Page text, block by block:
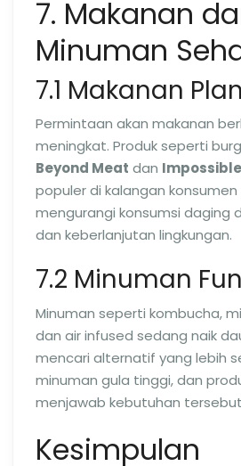
7. Makanan
Minuman
7.1 Makanan
Permintaan akan makanan
meningkat. Produk seperti
Beyond Meat dan
populer di kalangan konsumen
mengurangi konsumsi daging
dan keberlanjutan lingkungan.
7.2 Minuman
Minuman seperti kombucha,
dan air infused sedang naik
mencari alternatif yang lebih
minuman gula tinggi, dan
menjawab kebutuhan
Kesimpulan